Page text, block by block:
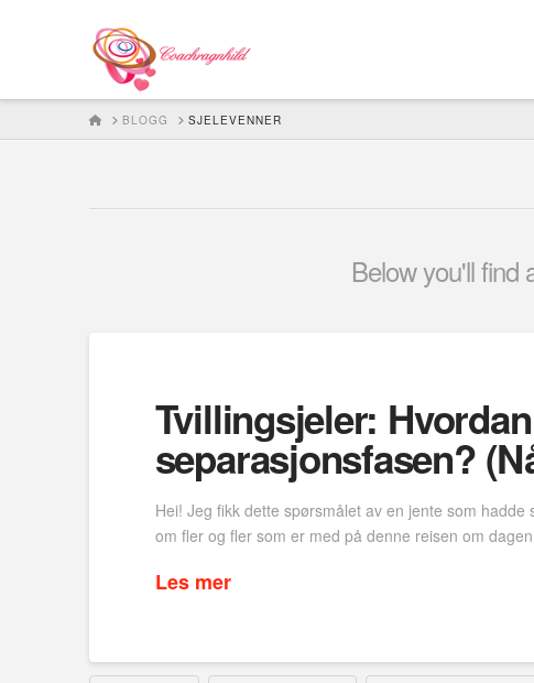
HOMEBLOGG SJELEVENNER
Below you'll find
Tvillingsjeler:
separasjonsfasen?
Hei! Jeg fikk dette spørsmålet av en jente som
om fler og fler som er med på denne reisen om
Les mer